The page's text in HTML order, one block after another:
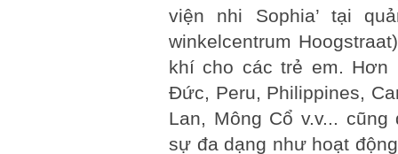
viện nhi Sophia’ tại
winkelcentrum
khí cho các trẻ em.
Đức, Peru, Philippines,
Lan, Mông Cổ v.v...
sự đa dạng như hoạt